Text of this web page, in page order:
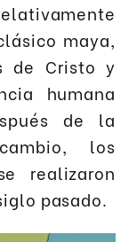
maya,
de Cristo y
humana
de la
los
realizaron
pasado.